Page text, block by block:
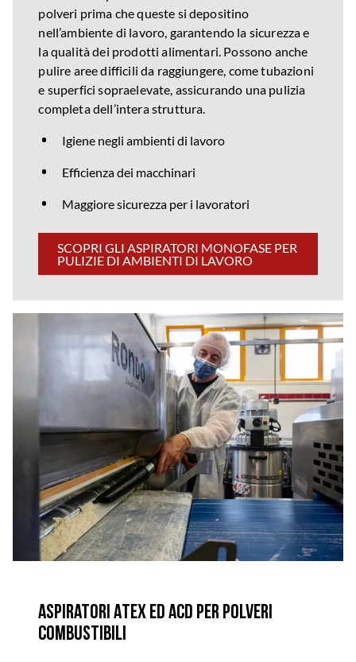
polveri prima che queste si depositino
nell’ambiente di lavoro, garantendo la sicurezza e
la qualità dei prodotti alimentari. Possono anche
pulire aree difficili da raggiungere, come tubazioni
e superfici sopraelevate, assicurando una pulizia
completa dell’intera struttura.
Igiene negli ambienti di lavoro
Efficienza dei macchinari
Maggiore sicurezza per i lavoratori
SCOPRI GLI ASPIRATORI MONOFASE PER
PULIZIE DI AMBIENTI DI LAVORO
Aspiratori Atex ed ACD per polveri
combustibili